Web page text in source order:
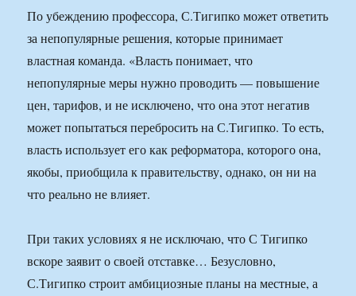
По убеждению профессора, С.Тигипко может ответить
за непопулярные решения, которые принимает
властная команда. «Власть понимает, что
непопулярные меры нужно проводить — повышение
цен, тарифов, и не исключено, что она этот негатив
может попытаться перебросить на С.Тигипко. То есть,
власть использует его как реформатора, которого она,
якобы, приобщила к правительству, однако, он ни на
что реально не влияет.
При таких условиях я не исключаю, что С Тигипко
вскоре заявит о своей отставке… Безусловно,
С.Тигипко строит амбициозные планы на местные, а